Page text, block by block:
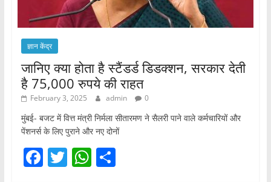
ज्ञान केंद्र
जानिए क्या होता है स्टैंडर्ड डिडक्शन, सरकार देती
है 75,000 रुपये की राहत
February 3, 2025 admin 0
मुंबई- बजट में वित्त मंत्री निर्मला सीतारमण ने सैलरी पाने वाले कर्मचारियों और
पेंशनर्स के लिए पुराने और नए दोनों
F T W S